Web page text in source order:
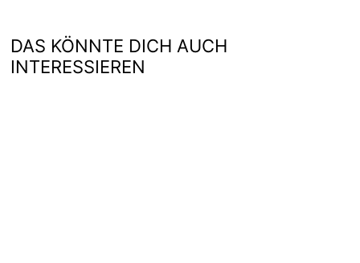
DAS KÖNNTE DICH AUCH
INTERESSIEREN